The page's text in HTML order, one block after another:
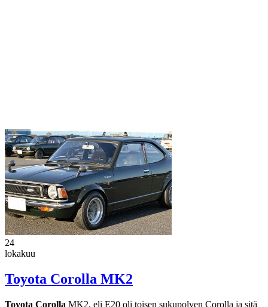
24
lokakuu
Toyota Corolla MK2
Toyota Corolla MK2, eli E20 oli toisen sukupolven Corolla ja sitä